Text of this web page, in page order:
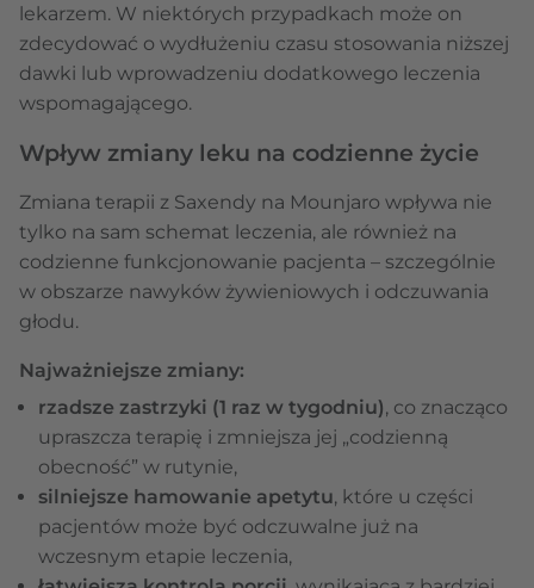
lekarzem. W niektórych przypadkach może on
zdecydować o wydłużeniu czasu stosowania niższej
dawki lub wprowadzeniu dodatkowego leczenia
wspomagającego.
Wpływ zmiany leku na codzienne życie
Zmiana terapii z Saxendy na Mounjaro wpływa nie
tylko na sam schemat leczenia, ale również na
codzienne funkcjonowanie pacjenta – szczególnie
w obszarze nawyków żywieniowych i odczuwania
głodu.
Najważniejsze zmiany:
rzadsze zastrzyki (1 raz w tygodniu), co znacząco
upraszcza terapię i zmniejsza jej „codzienną
obecność” w rutynie,
silniejsze hamowanie apetytu, które u części
pacjentów może być odczuwalne już na
wczesnym etapie leczenia,